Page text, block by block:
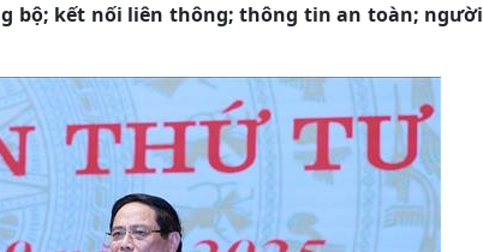
bộ; kết nối liên thông; thông tin an toàn; người